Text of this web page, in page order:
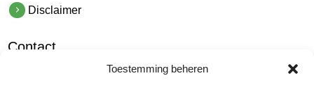
Toestemming beheren
Disclaimer
Contact